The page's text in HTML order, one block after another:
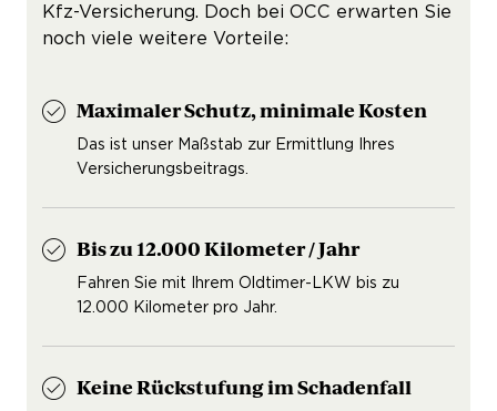
Kfz-Versicherung. Doch bei OCC erwarten Sie
noch viele weitere Vorteile:
Maximaler Schutz, minimale Kosten
Das ist unser Maßstab zur Ermittlung Ihres
Versicherungsbeitrags.
Bis zu 12.000 Kilometer / Jahr
Fahren Sie mit Ihrem Oldtimer-LKW bis zu
12.000 Kilometer pro Jahr.
Keine Rückstufung im Schadenfall